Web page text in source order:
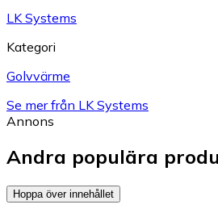
LK Systems
Kategori
Golvvärme
Se mer från LK Systems
Annons
Andra populära
Hoppa över innehållet